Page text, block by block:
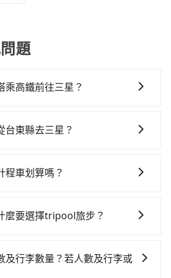
題
乘高鐵前往三星？
從最早05:50一直到22:10，左營-
抵達高鐵站後，步行進站、現場購
鐘出站、等待車站前排班的計程
總計9,530元。不過台東縣領有合
多輛，計程車的密度為雙北的
台東縣去三星？
縣台東市有約10間租車車行，比
，九人座如Hyundai Starex
計多數租車合約上都會載明每日
，超過還會額外加收100~2,000
程車划算嗎？
攔不到車，也可考慮打電話至附
，但如改預約tripool可省高達
提前預約，或偏好臨時叫車，那
麼要選擇tripool旅步？
求進行選擇。此外，為確保您的
司機都是專業且可靠的職業駕
及行李數量？若人數及行李或